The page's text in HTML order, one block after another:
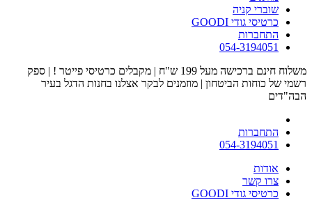
שוברי קניה
כרטיסי גודי GOODI
התחברות
054-3194051
משלוח חינם ברכישה מעל 199 ש"ח | מקבלים כרטיסי פייטר ! | ספק
רשמי של כוחות הביטחון | מוזמנים לבקר אצלנו בחנות הדגל בעיר
הבה"דים
התחברות
054-3194051
אודות
צרו קשר
כרטיסי גודי GOODI